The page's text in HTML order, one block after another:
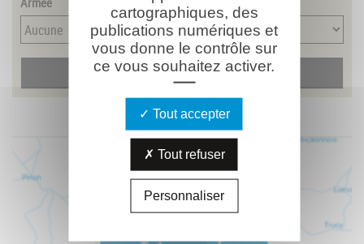
cartographiques, des
publications numériques et
vous donne le contrôle sur
ce vous souhaitez activer.
Tout accepter
Tout refuser
Personnaliser